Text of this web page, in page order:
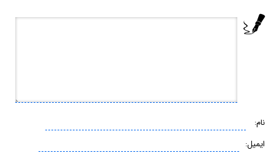
نام:
ایمیل: